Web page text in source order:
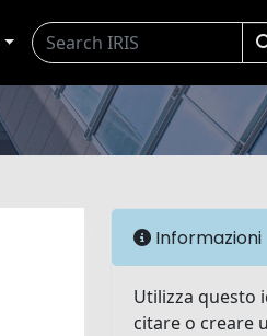
Informazioni
Utilizza questo
citare o creare